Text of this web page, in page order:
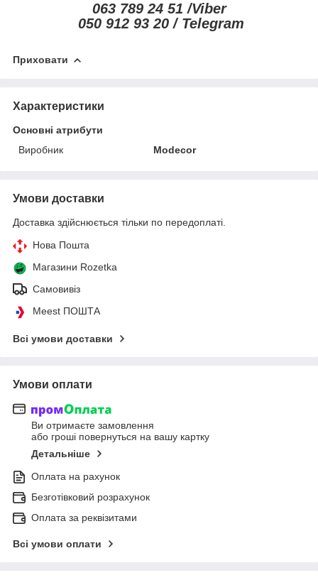
063 789 24 51 /Viber
050 912 93 20 / Telegram
Приховати
Характеристики
Основні атрибути
Виробник
Modecor
Умови доставки
Доставка здійснюється тільки по передоплаті.
Нова Пошта
Магазини Rozetka
Самовивіз
Meest ПОШТА
Всі умови доставки
Умови оплати
Ви отримаєте замовлення
або гроші повернуться на вашу картку
Детальніше
Оплата на рахунок
Безготівковий розрахунок
Оплата за реквізитами
Всі умови оплати